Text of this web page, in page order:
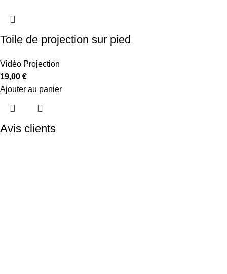
Toile de projection sur pied
Vidéo Projection
19,00 €
Ajouter au panier
Avis clients